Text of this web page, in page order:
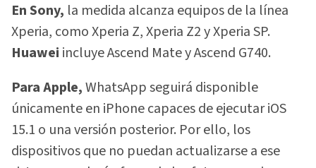
En Sony, la medida alcanza equipos de la línea
Xperia, como Xperia Z, Xperia Z2 y Xperia SP.
Huawei incluye Ascend Mate y Ascend G740.
Para Apple,WhatsApp seguirá disponible
únicamente en iPhone capaces de ejecutar iOS
15.1 o una versión posterior. Por ello, los
dispositivos que no puedan actualizarse a ese